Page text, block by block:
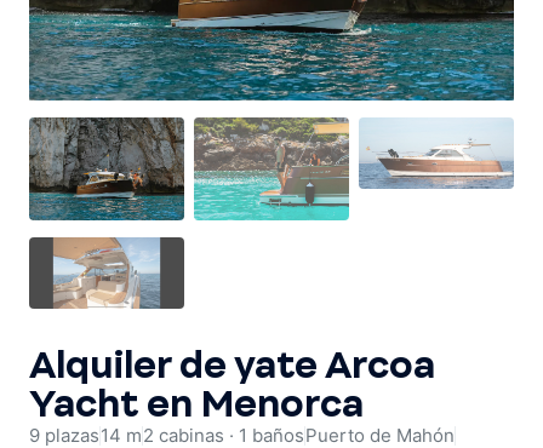
Alquiler de barco para despedidas
Ver flota
Alquiler de yate Arcoa
Yacht en Menorca
9 plazas14 m2 cabinas · 1 bañosPuerto de Mahón